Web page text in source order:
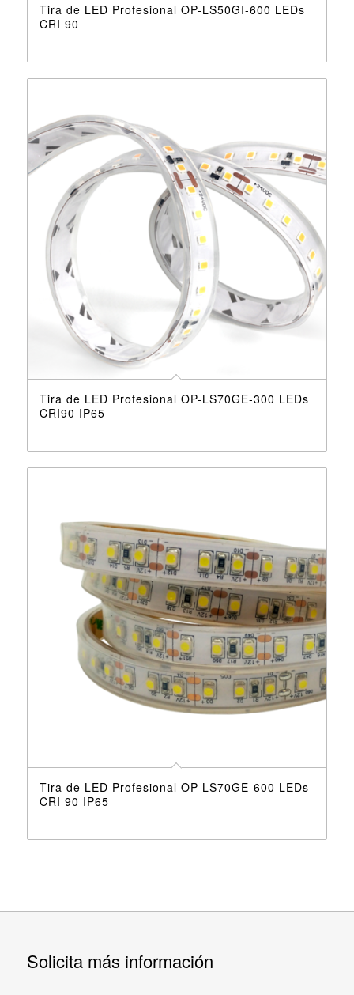
Tira de LED Profesional OP-LS50GI-600 LEDs
CRI 90
Tira de LED Profesional OP-LS70GE-300 LEDs
CRI90 IP65
Tira de LED Profesional OP-LS70GE-600 LEDs
CRI 90 IP65
Solicita más información